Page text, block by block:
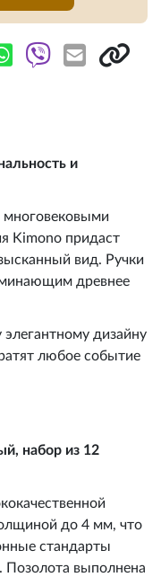
и
многовековыми
Kimono придаст
вид. Ручки
древнее
дизайну
любое событие
набор из 12
до 4 мм, что
стандарты
Позолота выполнена